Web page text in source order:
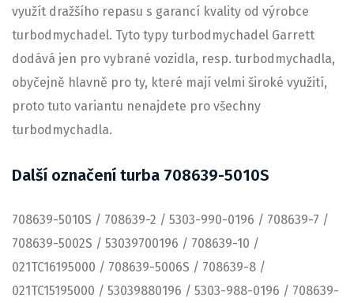
využít dražšího repasu s garancí kvality od výrobce
turbodmychadel. Tyto typy turbodmychadel Garrett
dodává jen pro vybrané vozidla, resp. turbodmychadla,
obyčejně hlavně pro ty, které mají velmi široké využití,
proto tuto variantu nenajdete pro všechny
turbodmychadla.
Další označení turba 708639-5010S
708639-5010S / 708639-2 / 5303-990-0196 / 708639-7 /
708639-5002S / 53039700196 / 708639-10 /
021TC16195000 / 708639-5006S / 708639-8 /
021TC15195000 / 53039880196 / 5303-988-0196 / 708639-